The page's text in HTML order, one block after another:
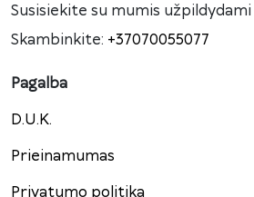
Susisiekite su mumis užpildydami
Skambinkite: +37070055077
Pagalba
D.U.K.
Prieinamumas
Privatumo politika